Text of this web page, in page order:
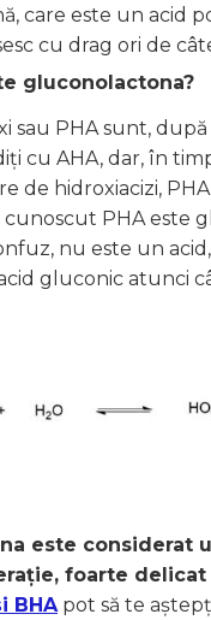
care este un acid
cu drag ori de
gluconolactona?
sau PHA sunt,
cu AHA, dar, în
de hidroxiacizi,
cunoscut PHA este
nu este un
gluconic atunci
este considerat
foarte delicat
BHApot să te